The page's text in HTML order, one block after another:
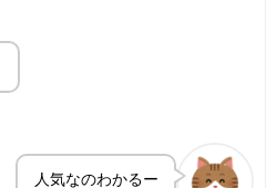
人気なのわかるー